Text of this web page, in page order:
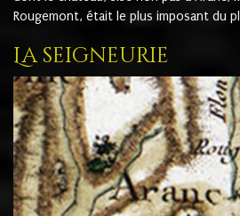
Rougemont, était le plus imposant du
La seigneurie